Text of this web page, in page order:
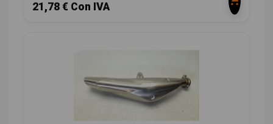
21,78 € Con IVA